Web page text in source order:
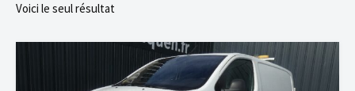
Voici le seul résultat